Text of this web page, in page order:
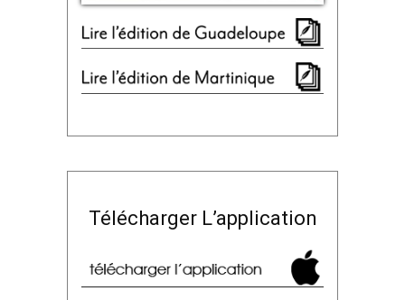
Télécharger L’application